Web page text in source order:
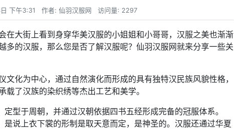
下午3:31 作者: 仙羽汉服网 访问量: 2297
在大街上看到身穿华美汉服的小姐姐和小哥哥，汉服之美也渐渐
多的汉服，那么您是否了解汉服呢？仙羽汉服网就来分享一些关
化为中心，通过自然演化而形成的具有独特汉民族风貌性格，
了汉族的染织绣等杰出工艺和美学。
型于周朝，并通过汉朝依据四书五经形成完备的冠服体系。
是说上衣下裳的形制是取天意而定，是神圣的。汉服还通过华夏